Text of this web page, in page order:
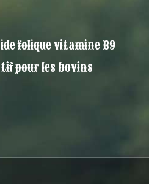
folique vitamine B9
pour les bovins